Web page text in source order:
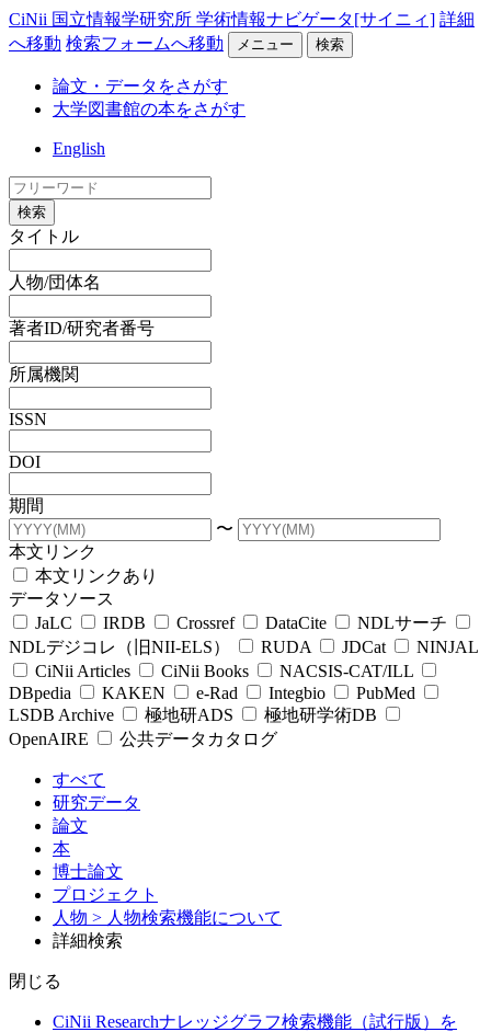
CiNii 国立情報学研究所 学術情報ナビゲータ[サイニィ] 詳細
へ移動 検索フォームへ移動 メニュー 検索
論文・データをさがす
大学図書館の本をさがす
English
検索
タイトル
人物/団体名
著者ID/研究者番号
所属機関
ISSN
DOI
期間
〜
本文リンク
本文リンクあり
データソース
JaLC
IRDB Crossref DataCite
NDLサーチ
NDLデジコレ（旧NII-ELS）
RUDA JDCat
NINJAL
CiNii Articles
CiNii Books
NACSIS-CAT/ILL
DBpedia
KAKEN e-Rad Integbio
PubMed
LSDB Archive
極地研ADS
極地研学術DB
OpenAIRE
公共データカタログ
すべて
研究データ
論文
本
博士論文
プロジェクト
人物 > 人物検索機能について
詳細検索
閉じる
CiNii Researchナレッジグラフ検索機能（試行版）を